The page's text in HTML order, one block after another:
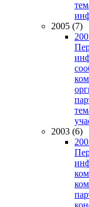
2005 (7)
2003 (6)